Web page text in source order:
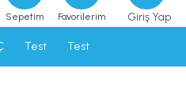
Sepetim Favorilerim Giriş Yap
Test Test